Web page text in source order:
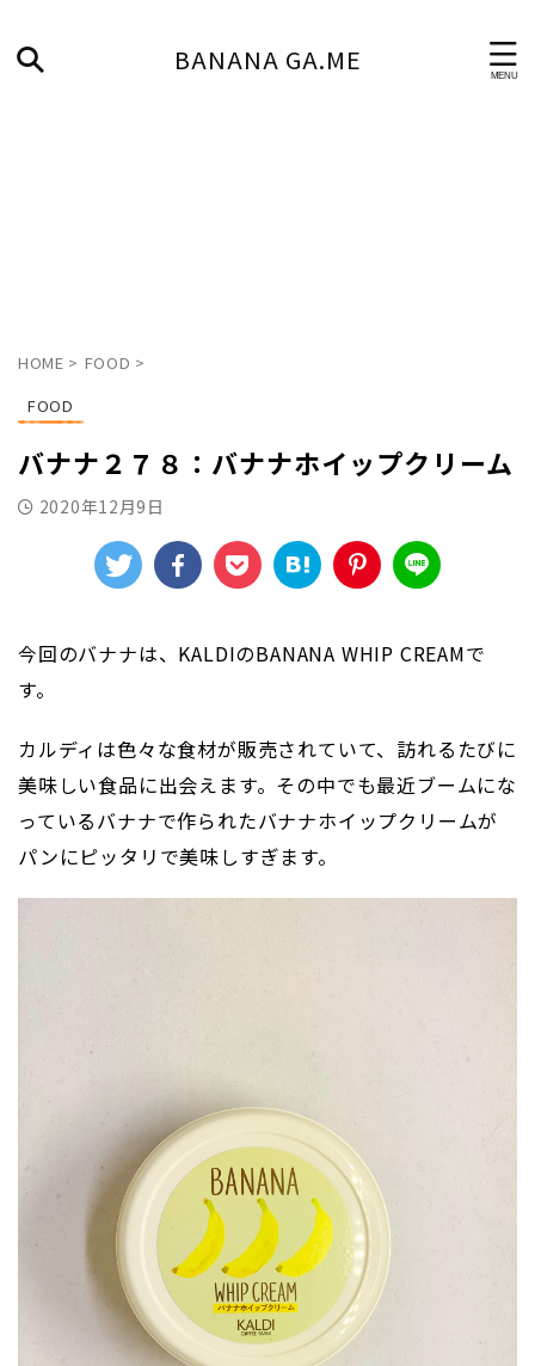
BANANA GA.ME
HOME > FOOD >
FOOD
バナナ２７８：バナナホイップクリーム
2020年12月9日
今回のバナナは、KALDIのBANANA WHIP CREAMで
す。
カルディは色々な食材が販売されていて、訪れるたびに
美味しい食品に出会えます。その中でも最近ブームにな
っているバナナで作られたバナナホイップクリームが
パンにピッタリで美味しすぎます。